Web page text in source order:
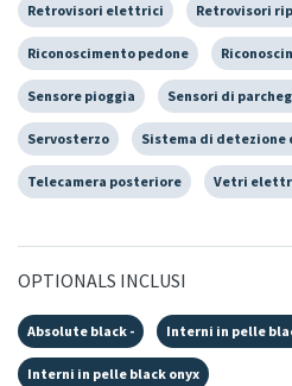
Retrovisori elettrici Retrovisori
Riconoscimento pedone
Sensore pioggia Sensori di
Servosterzo Sistema di
Telecamera posteriore Vetri
OPTIONALS INCLUSI
Absolute black - Interni in pelle
Interni in pelle black onyx